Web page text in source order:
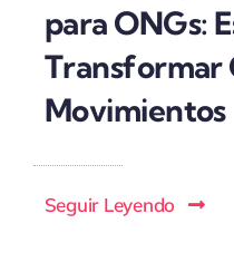
para ONGs:
Transformar
Movimientos
Seguir Leyendo